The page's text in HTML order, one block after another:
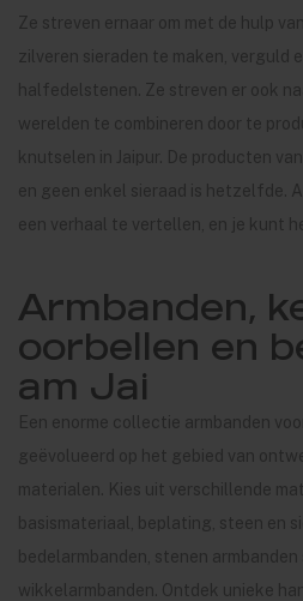
Ze streven ernaar om met de hulp
zilveren sieraden te maken, verguld
halfedelstenen. Ze streven er ook
werelden te combineren door te
knutselen in Jaipur. De producten
en geen enkel sieraad is hetzelfde.
een verhaal te vertellen, en je kunt
Armbanden,
oorbellen en
am Jai
Een enorme collectie armbanden
geëvolueerd op het gebied van
materialen. Kies uit verschillende
basismateriaal, beplating, steen en
bedelarmbanden, stenen
wikkelarmbanden. Ontdek unieke